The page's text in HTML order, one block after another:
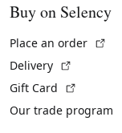
Buy on Selency
Place an order
Delivery
Gift Card
Our trade program